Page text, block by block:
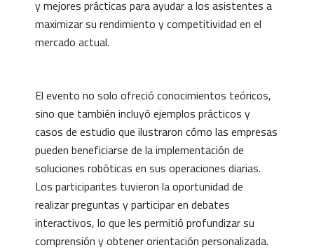
y mejores prácticas para ayudar a los asistentes a
maximizar su rendimiento y competitividad en el
mercado actual.
El evento no solo ofreció conocimientos teóricos,
sino que también incluyó ejemplos prácticos y
casos de estudio que ilustraron cómo las empresas
pueden beneficiarse de la implementación de
soluciones robóticas en sus operaciones diarias.
Los participantes tuvieron la oportunidad de
realizar preguntas y participar en debates
interactivos, lo que les permitió profundizar su
comprensión y obtener orientación personalizada.